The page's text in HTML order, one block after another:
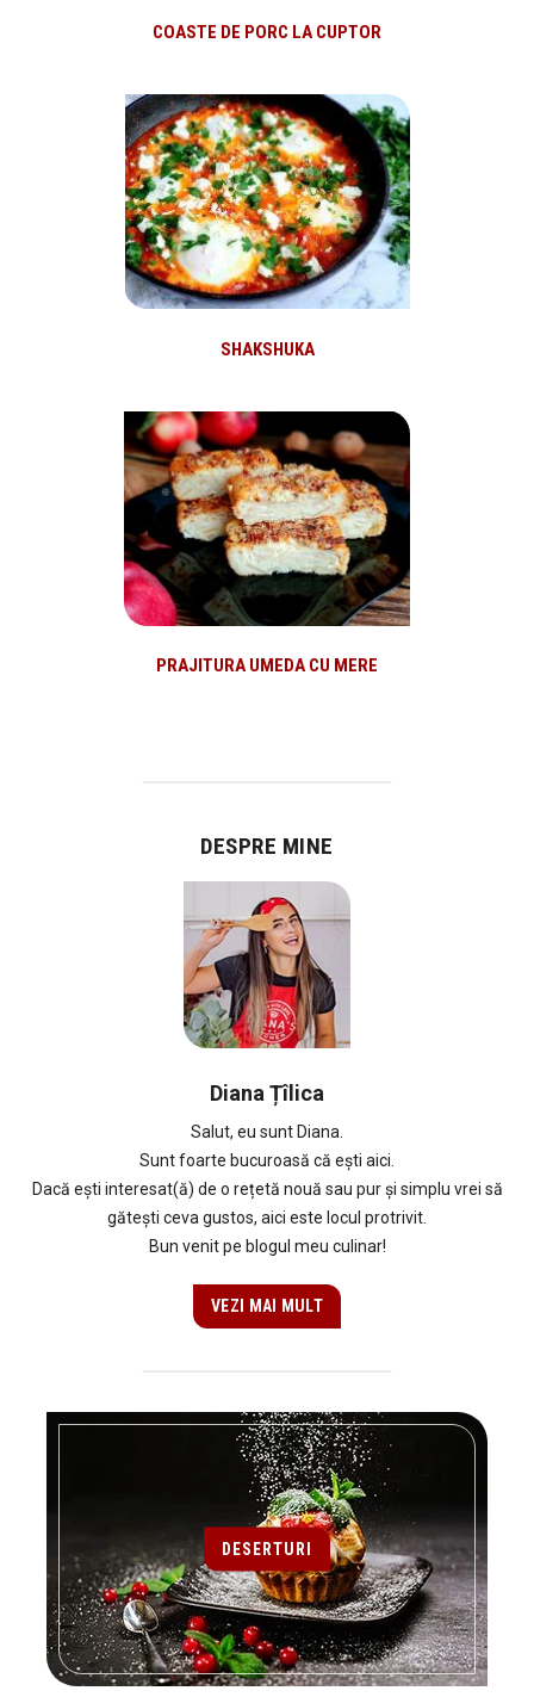
COASTE DE PORC LA CUPTOR
SHAKSHUKA
PRAJITURA UMEDA CU MERE
DESPRE MINE
Diana Țîlica
Salut, eu sunt Diana.
Sunt foarte bucuroasă că ești aici.
Dacă ești interesat(ă) de o rețetă nouă sau pur și simplu vrei să
gătești ceva gustos, aici este locul protrivit.
Bun venit pe blogul meu culinar!
VEZI MAI MULT
DESERTURI